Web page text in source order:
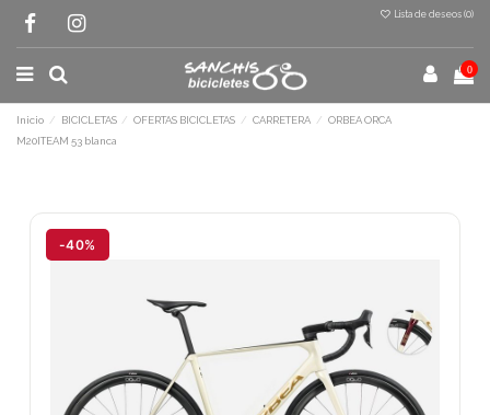
Lista de deseos (0)
0
Inicio BICICLETAS OFERTAS BICICLETAS CARRETERA
ORBEA ORCA
M20ITEAM 53 blanca
-40%
Terminal de consulta
blanca